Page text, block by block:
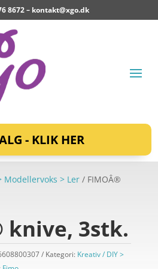
8672 – kontakt@xgo.dk
- KLIK HER
Modellervoks > Ler/ FIMOÂ®
knive, 3stk.
Kategori: Kreativ / DIY >